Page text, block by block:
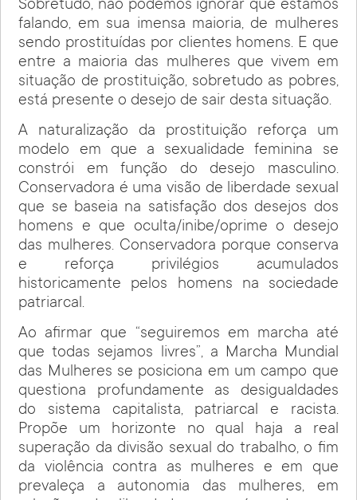
Sobretudo, não podemos ignorar que estamos
falando, em sua imensa maioria, de mulheres
sendo prostituídas por clientes homens. E que
entre a maioria das mulheres que vivem em
situação de prostituição, sobretudo as pobres,
está presente o desejo de sair desta situação.
A naturalização da prostituição reforça um
modelo em que a sexualidade feminina se
constrói em função do desejo masculino.
Conservadora é uma visão de liberdade sexual
que se baseia na satisfação dos desejos dos
homens e que oculta/inibe/oprime o desejo
das mulheres. Conservadora porque conserva
e reforça privilégios acumulados
historicamente pelos homens na sociedade
patriarcal.
Ao afirmar que “seguiremos em marcha até
que todas sejamos livres”, a Marcha Mundial
das Mulheres se posiciona em um campo que
questiona profundamente as desigualdades
do sistema capitalista, patriarcal e racista.
Propõe um horizonte no qual haja a real
superação da divisão sexual do trabalho, o fim
da violência contra as mulheres e em que
prevaleça a autonomia das mulheres, em